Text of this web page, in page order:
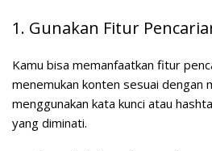
1. Gunakan Fitur
Kamu bisa memanfaatkan fitur
menemukan konten sesuai dengan
menggunakan kata kunci atau
yang diminati.